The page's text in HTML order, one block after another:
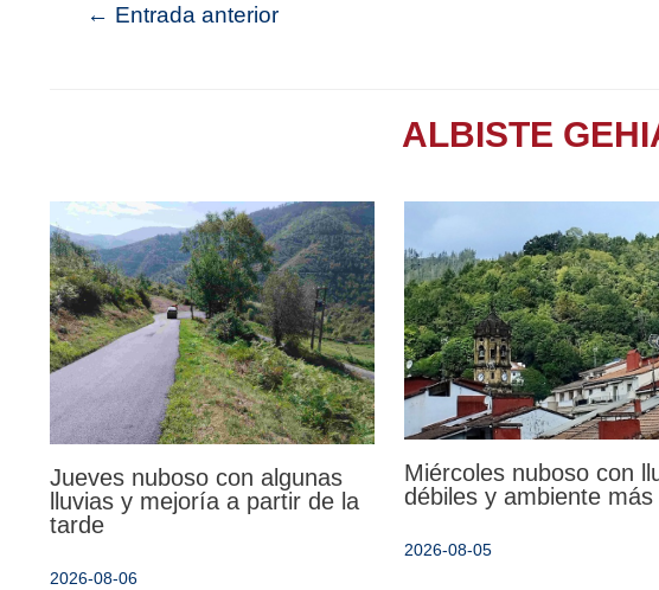
← Entrada anterior
ALBISTE
Jueves nuboso con algunas
lluvias y mejoría a partir de la
tarde
2026-08-06
Miércoles nuboso con
débiles y ambiente
2026-08-05